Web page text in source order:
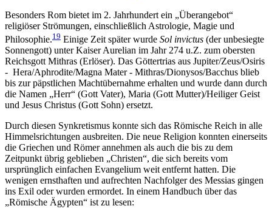
Besonders Rom bietet im 2. Jahrhundert ein „Überangebot“
religiöser Strömungen, einschließlich Astrologie, Magie und
Philosophie.19 Einige Zeit später wurde Sol invictus (der unbesiegte
Sonnengott) unter Kaiser Aurelian im Jahr 274 u.Z. zum obersten
Reichsgott Mithras (Erlöser). Das Göttertrias aus Jupiter/Zeus/Osiris
- Hera/Aphrodite/Magna Mater - Mithras/Dionysos/Bacchus blieb
bis zur päpstlichen Machtübernahme erhalten und wurde dann durch
die Namen „Herr“ (Gott Vater), Maria (Gott Mutter)/Heiliger Geist
und Jesus Christus (Gott Sohn) ersetzt.
Durch diesen Synkretismus konnte sich das Römische Reich in alle
Himmelsrichtungen ausbreiten. Die neue Religion konnten einerseits
die Griechen und Römer annehmen als auch die bis zu dem
Zeitpunkt übrig geblieben „Christen“, die sich bereits vom
ursprünglich einfachen Evangelium weit entfernt hatten. Die
wenigen ernsthaften und aufrechten Nachfolger des Messias gingen
ins Exil oder wurden ermordet. In einem Handbuch über das
„Römische Ägypten“ ist zu lesen: